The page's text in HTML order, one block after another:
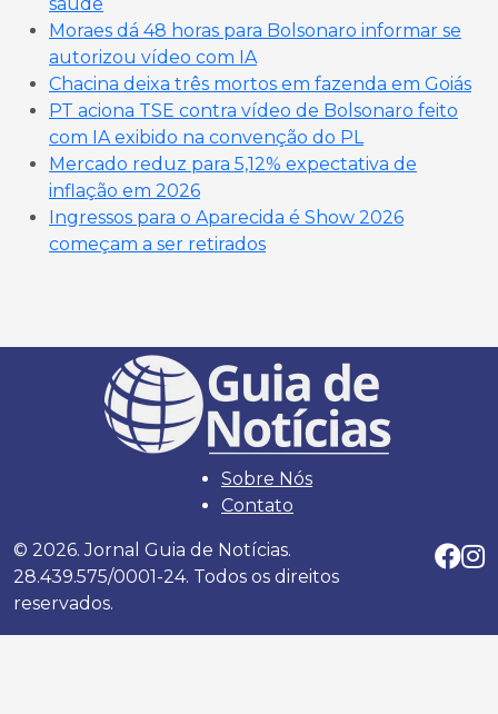
Moraes dá 48 horas para Bolsonaro informar se
autorizou vídeo com IA
Chacina deixa três mortos em fazenda em Goiás
PT aciona TSE contra vídeo de Bolsonaro feito
com IA exibido na convenção do PL
Mercado reduz para 5,12% expectativa de
inflação em 2026
Ingressos para o Aparecida é Show 2026
começam a ser retirados
Sobre Nós
Contato
© 2026. Jornal Guia de Notícias.
28.439.575/0001-24. Todos os direitos
reservados.